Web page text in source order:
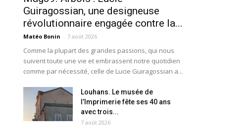
Guiragossian, une designeuse
révolutionnaire engagée contre la...
Matéo Bonin - 7 août 2026
Comme la plupart des grandes passions, qui nous
suivent toute une vie et embrassent notre quotidien
comme par nécessité, celle de Lucie Guiragossian a...
Louhans. Le musée de
l’Imprimerie fête ses 40 ans
avec trois...
7 août 2026